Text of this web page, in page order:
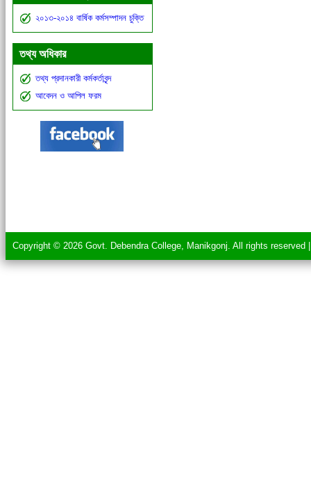
২০১৩-২০১৪ বার্ষিক কর্মসম্পাদন চুক্তি
তথ্য অধিকার
তথ্য প্রদানকারী কর্মকর্তাবৃন্দ
আবেদন ও আপিল ফরম
Copyright © 2026 Govt. Debendra College, Manikgonj. All rights reserved